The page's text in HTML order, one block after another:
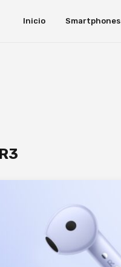
Inicio Smartphones